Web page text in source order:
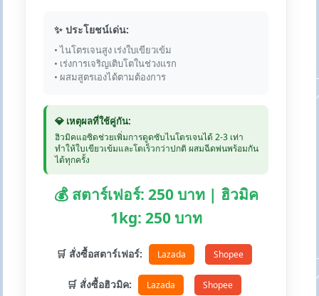
✨ ประโยชน์เด่น:
• ไนโตรเจนสูง เร่งใบเขียวเข้ม
• เร่งการเจริญเติบโตในช่วงแรก
• ผสมสูตรเองได้ตามต้องการ
💎 เหตุผลที่ใช้คู่กัน:
ฮิวมิคแอซิดช่วยเพิ่มการดูดซับไนโตรเจนได้ 2-3 เท่า
ทำให้ใบเขียวเข้มและโตเร็วกว่าปกติ ผสมฉีดพ่นพร้อมกัน
ได้ทุกครั้ง
💰 สตาร์เฟอร์: 250 บาท | ฮิวมิค
1kg: 250 บาท
🛒 สั่งซื้อสตาร์เฟอร์: Lazada Shopee
🛒 สั่งซื้อฮิวมิค: Lazada Shopee